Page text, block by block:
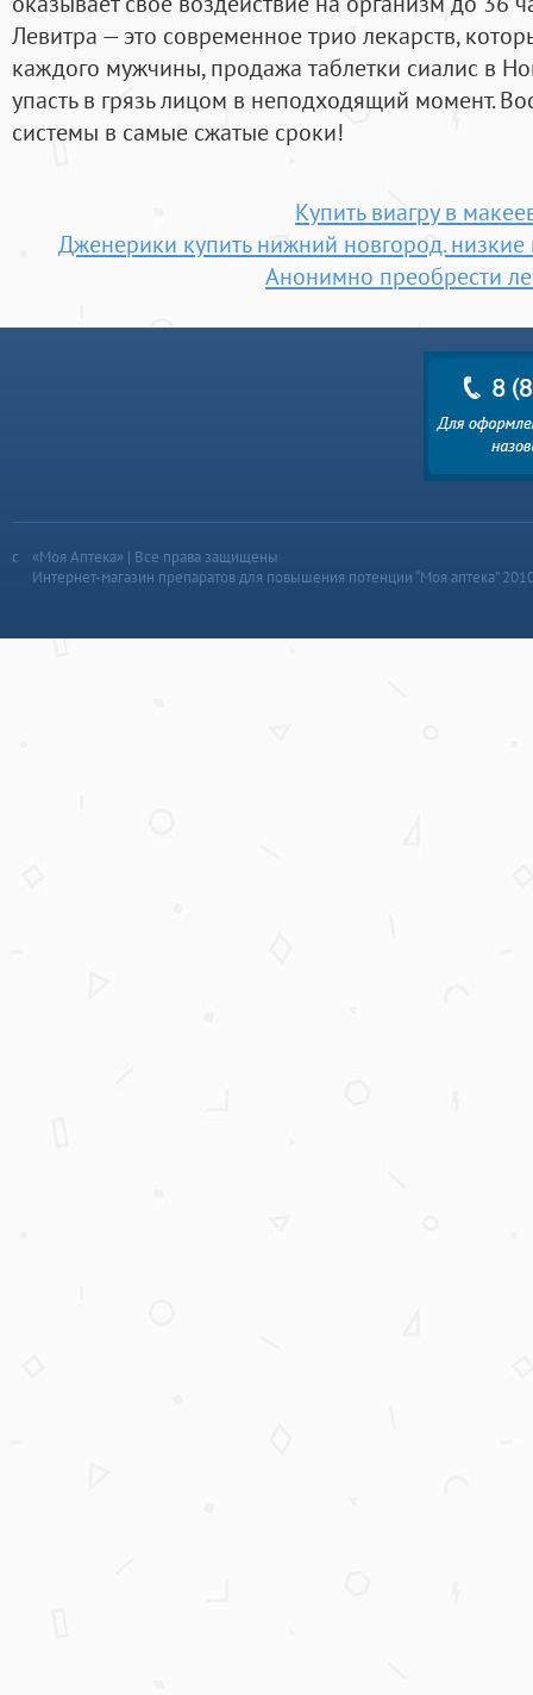
Левитра — это современное трио лекарств,
каждого мужчины, продажа таблетки сиалис в
упасть в грязь лицом в неподходящий момент.
системы в самые сжатые сроки!
Купить виагру в
Дженерики купить нижний новгород. низкие
Анонимно преобрести
«Моя Аптека» | Все права защищены
Интернет-магазин препаратов для повышения потенции “Моя аптека”